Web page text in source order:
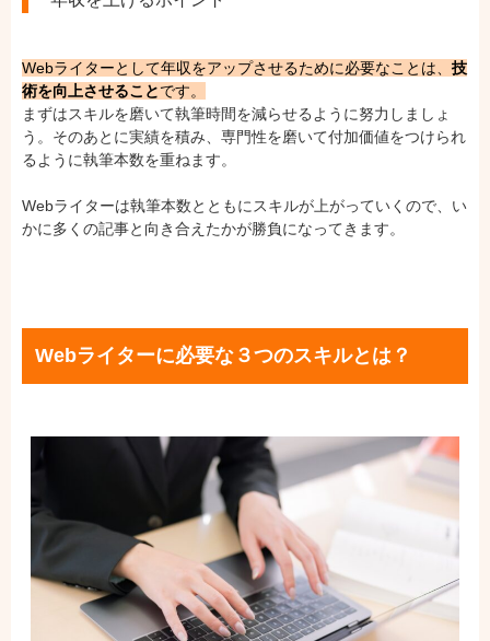
Webライターとして年収をアップさせるために必要なことは、 技
術を向上させることです。
まずはスキルを磨いて執筆時間を減らせるように努力しましょ
う。そのあとに実績を積み、専門性を磨いて付加価値をつけられ
るように執筆本数を重ねます。
Webライターは執筆本数とともにスキルが上がっていくので、い
かに多くの記事と向き合えたかが勝負になってきます。
Webライターに必要な３つのスキルとは？